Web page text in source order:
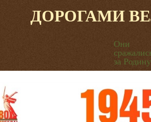
ДОРОГАМИ
Они
за Родину